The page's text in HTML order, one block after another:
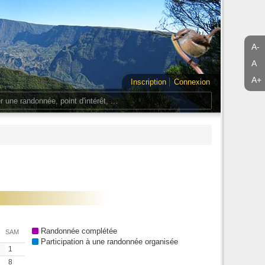
A-
A
A+
Inscription
Connexion
SAM
1
8
Randonnée complétée
Participation à une randonnée organisée